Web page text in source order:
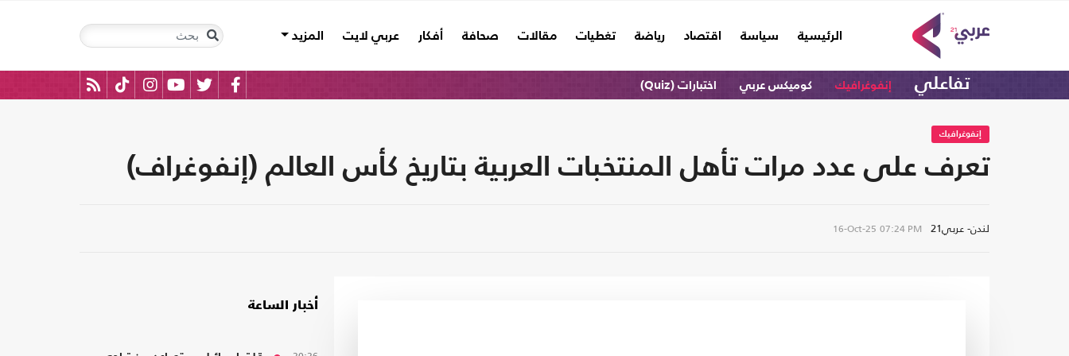
الرئيسية
(current) سياسة اقتصاد رياضة تغطيات مقالات صحافة أفكار عربي لايت المزيد
تفاعلي إنفوغرافيك كوميكس عربي اختبارات (Quiz)
إنفوغرافيك
تعرف على عدد مرات تأهل المنتخبات العربية بتاريخ كأس العالم (إنفوغراف)
لندن- عربي21 16-Oct-25 07:24 PM
أخبار الساعة